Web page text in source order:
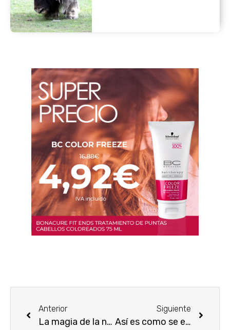
Anterior
La magia de la noche en los perfumes orientales
Siguiente
Así es como se elige el mejor perfume para tu guardarropa